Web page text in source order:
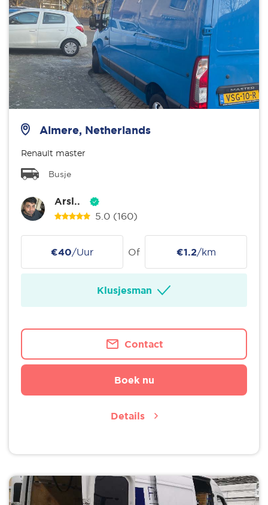
Almere, Netherlands
Renault master
Busje
Arsl..
5.0 (160)
€40/Uur Of €1.2/km
Klusjesman
Contact
Boek nu
Details